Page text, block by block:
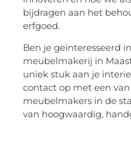
bijdragen aan het
erfgoed.
Ben je geïnteresseerd
meubelmakerij in
uniek stuk aan je
contact op met een
meubelmakers in de
van hoogwaardig,